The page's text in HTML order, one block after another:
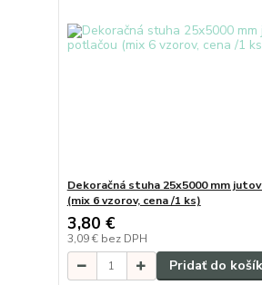
Dekoračná stuha 25x5000 mm
(mix 6 vzorov, cena /1 ks)
3,80 €
3,09 € bez DPH
Pridať do